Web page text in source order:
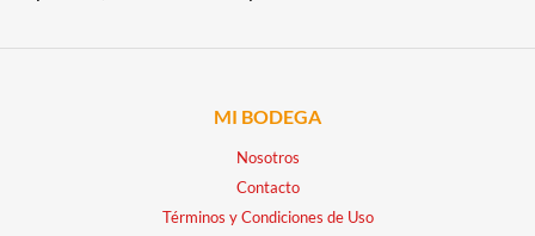
MI BODEGA
Nosotros
Contacto
Términos y Condiciones de Uso